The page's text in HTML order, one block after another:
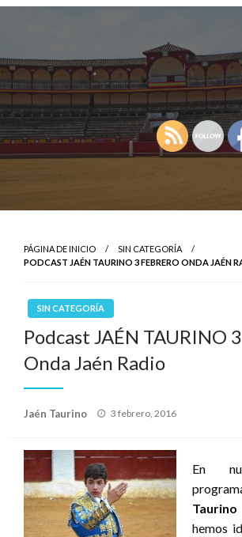
PÁGINA DE INICIO
SIN CATEGORÍA
PODCAST JAÉN TAURINO 3 FEBRERO ONDA JAÉN
SIN CATEGORÍA
Podcast JAÉN TAURINO
Onda Jaén Radio
Jaén Taurino
Publicado
3 febrero, 2016
En
Taurino
hemos